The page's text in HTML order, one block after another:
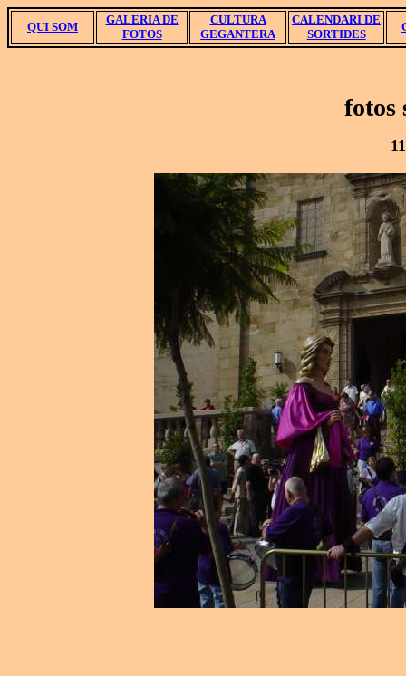
QUI SOM
GALERIA DE
FOTOS
CULTURA
GEGANTERA
CALENDARI DE
SORTIDES
fotos